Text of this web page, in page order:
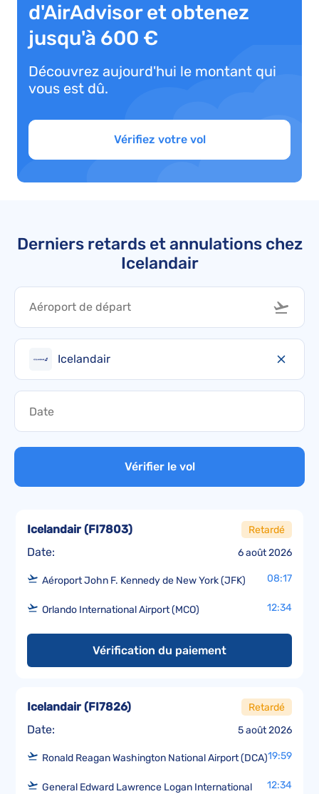
d'AirAdvisor et obtenez
jusqu'à 600 €
Découvrez aujourd'hui le montant qui
vous est dû.
Vérifiez votre vol
Derniers retards et annulations chez
Icelandair
Icelandair
Vérifier le vol
Date: 6 août 2026
Icelandair(FI7803) Retardé
Aéroport John F. Kennedy de New York (JFK) 08:17
Orlando International Airport (MCO) 12:34
Vérification du paiement
Date: 5 août 2026
Icelandair(FI7826) Retardé
Ronald Reagan Washington National Airport (DCA)19:59
General Edward Lawrence Logan International
12:34